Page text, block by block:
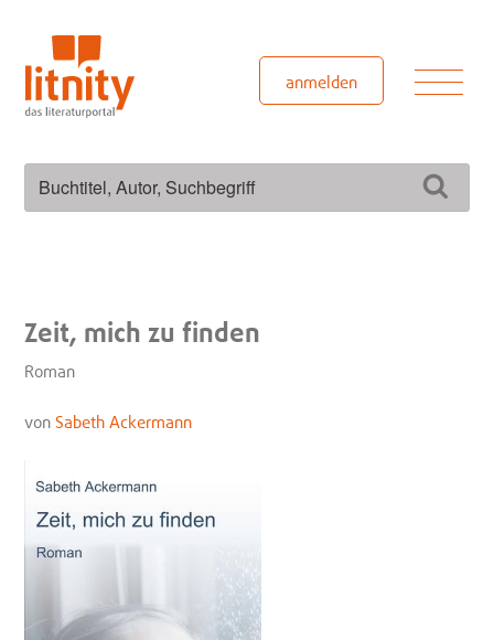
springen
anmelden
Zeit, mich zu finden
Roman
von Sabeth Ackermann